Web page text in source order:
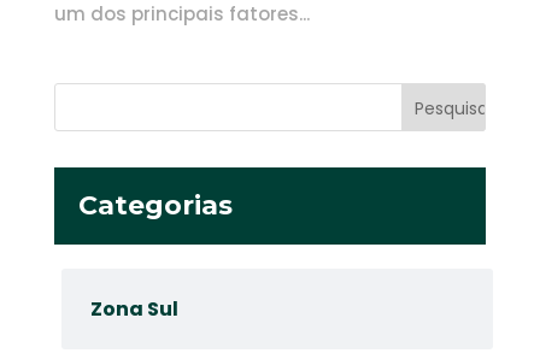
um dos principais fatores...
Categorias
Zona Sul